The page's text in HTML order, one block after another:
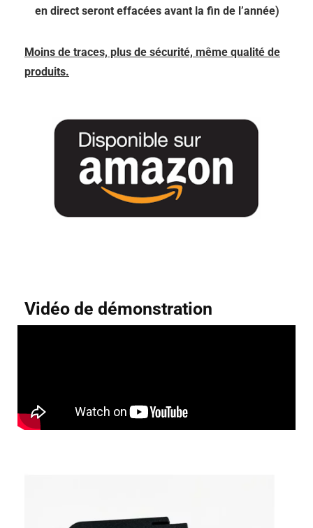
en direct seront effacées avant la fin de l’année)
Moins de traces, plus de sécurité, même qualité de
produits.
Vidéo de démonstration